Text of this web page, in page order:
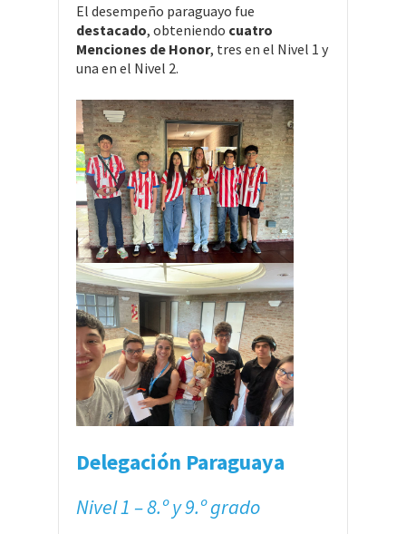
El desempeño paraguayo fue
destacado, obteniendo cuatro
Menciones de Honor, tres en el Nivel 1 y
una en el Nivel 2.
Delegación Paraguaya
Nivel 1 – 8.º y 9.º grado